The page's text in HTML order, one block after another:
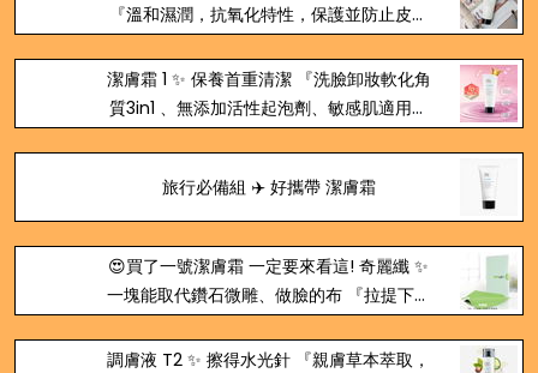
『溫和濕潤，抗氧化特性，保護並防止皮膚
防護力及保濕功能』
潔膚霜 1 ✨ 保養首重清潔 『洗臉卸妝軟化角
質3in1 、無添加活性起泡劑、敏感肌適用，
旅行必備組 ✈️ 好攜帶 潔膚霜
😍買了一號潔膚霜 一定要來看這! 奇麗纖 ✨
一塊能取代鑽石微雕、做臉的布 『拉提下垂
絲細200倍、溫和代謝老廢角質粉刺』
調膚液 T2 ✨ 擦得水光針 『親膚草本萃取，